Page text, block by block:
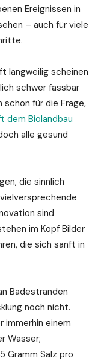
Ereignissen in
– auch für viele
langweilig scheinen
schwer fassbar
für die Frage,
Biolandbau
alle gesund
die sinnlich
sind
im Kopf Bilder
die sich sanft in
Badestränden
noch nicht.
immerhin einem
Wasser;
Gramm Salz pro